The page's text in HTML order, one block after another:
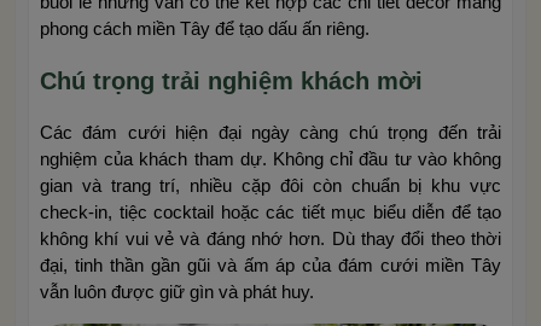
phong cách miền Tây để tạo dấu ấn riêng.
Chú trọng trải nghiệm khách mời
Các đám cưới hiện đại ngày càng chú trọng đến trải
nghiệm của khách tham dự. Không chỉ đầu tư vào không
gian và trang trí, nhiều cặp đôi còn chuẩn bị khu vực
check-in, tiệc cocktail hoặc các tiết mục biểu diễn để tạo
không khí vui vẻ và đáng nhớ hơn. Dù thay đổi theo thời
đại, tinh thần gần gũi và ấm áp của đám cưới miền Tây
vẫn luôn được giữ gìn và phát huy.